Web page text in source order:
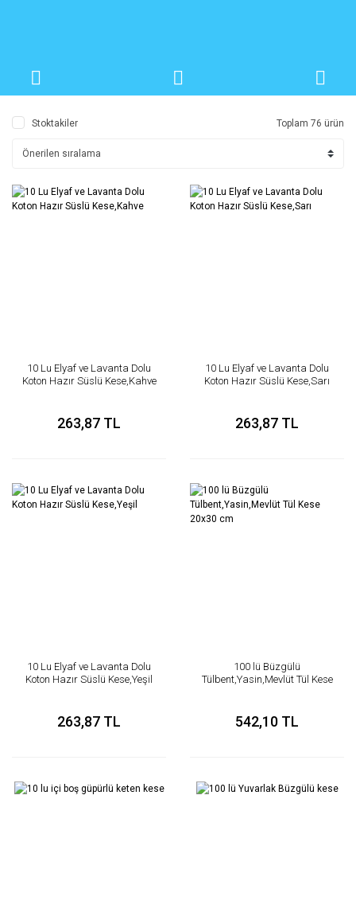
Stoktakiler Toplam 76 ürün
10 Lu Elyaf ve Lavanta Dolu
Koton Hazır Süslü Kese,Kahve
263,87 TL
10 Lu Elyaf ve Lavanta Dolu
Koton Hazır Süslü Kese,Sarı
263,87 TL
10 Lu Elyaf ve Lavanta Dolu
Koton Hazır Süslü Kese,Yeşil
263,87 TL
100 lü Büzgülü
Tülbent,Yasin,Mevlüt Tül Kese
542,10 TL